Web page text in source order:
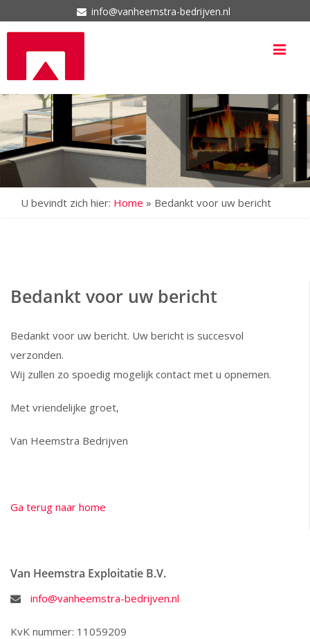
info@vanheemstra-bedrijven.nl
U bevindt zich hier: Home » Bedankt voor uw bericht
Bedankt voor uw bericht
Bedankt voor uw bericht. Uw bericht is succesvol
verzonden.
Wij zullen zo spoedig mogelijk contact met u opnemen.
Met vriendelijke groet,
Van Heemstra Bedrijven
Ga terug naar home
Van Heemstra Exploitatie B.V.
info@vanheemstra-bedrijven.nl
KvK nummer: 11059209